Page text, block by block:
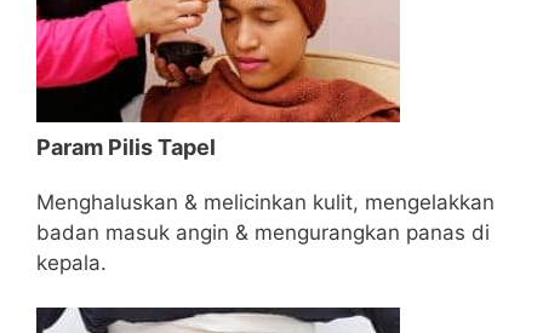
Param Pilis Tapel
Menghaluskan & melicinkan kulit, mengelakkan
badan masuk angin & mengurangkan panas di
kepala.